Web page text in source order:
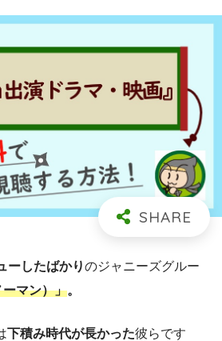
ーしたばかりのジャニーズグルー
マン）」。
下積み時代が長かった彼らです